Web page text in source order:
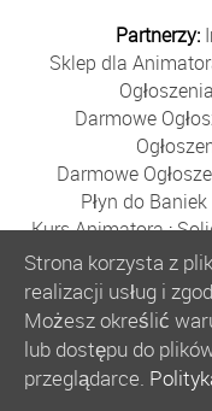
Partnerzy:
Sklep dla
Ogłoszenia
Darmowe
Darmowe
Płyn do Baniek
Kurs Animatora:
Bezpłatne
Bańki
Szkolenie
Kurs
Kurs Animatora
Strona korzysta z
realizacji usług i
Możesz określić
lub dostępu do
przeglądarce.